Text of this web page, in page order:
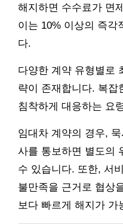
해지하면 수수료가 면
이는 10% 이상의 즉각
다.
다양한 계약 유형별로
략이 존재합니다. 복잡
침착하게 대응하는 요
임대차 계약의 경우,
사를 통보하면 별도의
수 있습니다. 또한, 서
불만족을 근거로 협상
보다 빠르게 해지가 가